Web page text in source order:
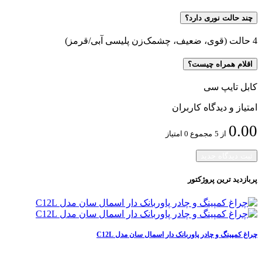
چند حالت نوری دارد؟
4 حالت (قوی، ضعیف، چشمک‌زن پلیسی آبی/قرمز)
اقلام همراه چیست؟
کابل تایپ سی
امتیاز و دیدگاه کاربران
0.00 از 5 مجموع 0 امتیاز
پربازدید ترین پروژکتور
چراغ کمپینگ و چادر پاوربانک دار اسمال سان مدل C12L